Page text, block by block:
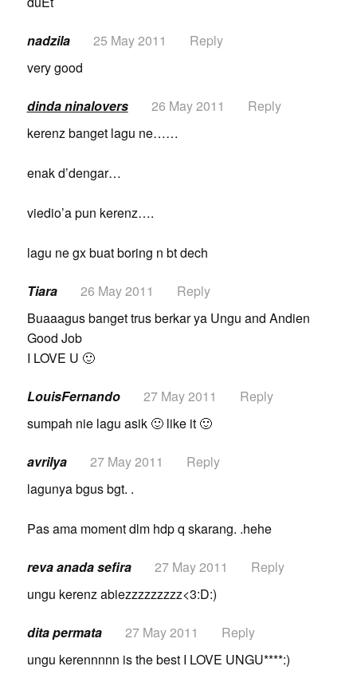
nadzila 25 May 2011
Reply
very good
dinda ninalovers 26 May 2011
Reply
kerenz banget lagu ne……
enak d’dengar…
viedio’a pun kerenz….
lagu ne gx buat boring n bt dech
Tiara 26 May 2011
Reply
Buaaagus banget trus berkar ya Ungu and Andien
Good Job
I LOVE U 🙂
LouisFernando 27 May 2011
Reply
sumpah nie lagu asik 🙂 like it 🙂
avrilya 27 May 2011
Reply
lagunya bgus bgt. .
Pas ama moment dlm hdp q skarang. .hehe
reva anada sefira 27 May 2011
Reply
ungu kerenz abiezzzzzzzzz<3:D:)
dita permata 27 May 2011
Reply
ungu kerennnnn is the best I LOVE UNGU****:)